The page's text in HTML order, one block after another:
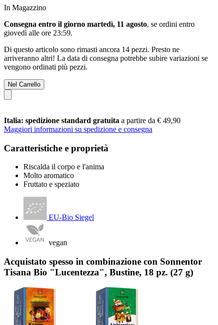
In Magazzino
Consegna entro il giorno martedì, 11 agosto, se ordini entro
giovedì alle ore 23:59.
Di questo articolo sono rimasti ancora 14 pezzi. Presto ne
arriveranno altri! La data di consegna potrebbe subire variazioni se
vengono ordinati più pezzi.
Nel Carrello
Italia: spedizione standard gratuita a partire da € 49,90
Maggiori informazioni su spedizione e consegna
Caratteristiche e proprietà
Riscalda il corpo e l'anima
Molto aromatico
Fruttato e speziato
EU-Bio Siegel
vegan
Acquistato spesso in combinazione con Sonnentor
Tisana Bio "Lucentezza", Bustine, 18 pz. (27 g)